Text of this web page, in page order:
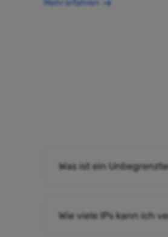
Mehr erfahren
Was ist ein
Wie viele IPs kann ich